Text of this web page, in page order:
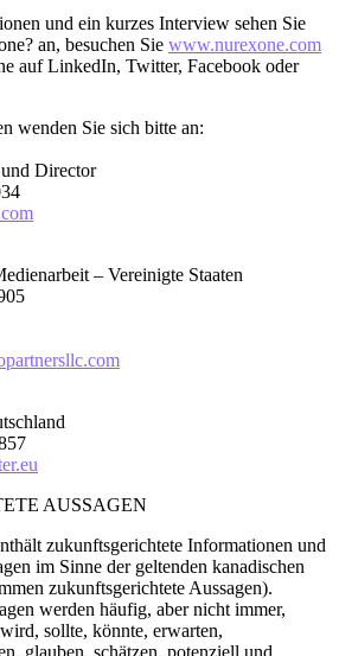
und ein kurzes Interview sehen Sie
an, besuchen Sie www.nurexone.com
auf LinkedIn, Twitter, Facebook oder
wenden Sie sich bitte an:
Director
– Vereinigte Staaten
AUSSAGEN
zukunftsgerichtete Informationen und
im Sinne der geltenden kanadischen
zukunftsgerichtete Aussagen).
werden häufig, aber nicht immer,
sollte, könnte, erwarten,
glauben, schätzen, potenziell und